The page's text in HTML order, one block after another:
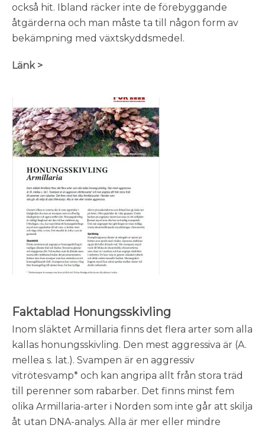
också hit. Ibland räcker inte de förebyggande
åtgärderna och man måste ta till någon form av
bekämpning med växtskyddsmedel.
Länk >
Faktablad Honungsskivling
Inom släktet Armillaria finns det flera arter som alla
kallas honungsskivling. Den mest aggressiva är (A.
mellea s. lat.). Svampen är en aggressiv
vitrötesvamp* och kan angripa allt från stora träd
till perenner som rabarber. Det finns minst fem
olika Armillaria-arter i Norden som inte går att skilja
åt utan DNA-analys. Alla är mer eller mindre